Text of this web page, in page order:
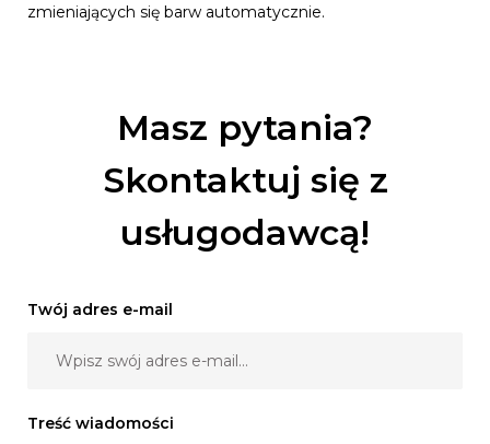
zmieniających się barw automatycznie.
Masz pytania?
Skontaktuj się z
usługodawcą!
Twój adres e-mail
Treść wiadomości